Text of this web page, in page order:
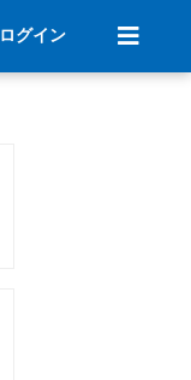
ログイン